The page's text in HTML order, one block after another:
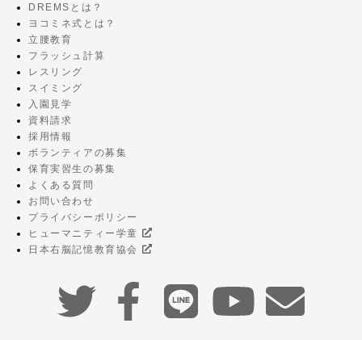
DREMSとは？
ヨコミネ式とは？
立腰教育
フラッシュ計算
レスリング
スイミング
入園見学
資料請求
採用情報
ボランティアの募集
保育実習生の募集
よくある質問
お問い合わせ
プライバシーポリシー
ヒューマニティー学童
日本右脳記憶教育協会